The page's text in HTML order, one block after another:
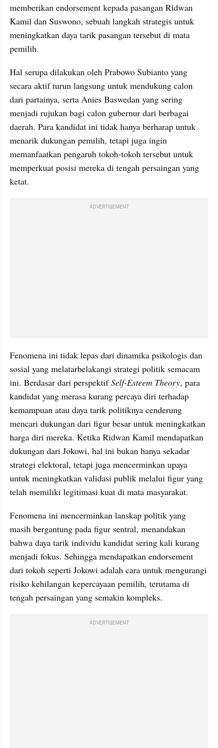
memberikan endorsement kepada pasangan Ridwan
Kamil dan Suswono, sebuah langkah strategis untuk
meningkatkan daya tarik pasangan tersebut di mata
pemilih.
Hal serupa dilakukan oleh Prabowo Subianto yang
secara aktif turun langsung untuk mendukung calon
dari partainya, serta Anies Baswedan yang sering
menjadi rujukan bagi calon gubernur dari berbagai
daerah. Para kandidat ini tidak hanya berharap untuk
menarik dukungan pemilih, tetapi juga ingin
memanfaatkan pengaruh tokoh-tokoh tersebut untuk
memperkuat posisi mereka di tengah persaingan yang
ketat.
ADVERTISEMENT
Fenomena ini tidak lepas dari dinamika psikologis dan
sosial yang melatarbelakangi strategi politik semacam
ini. Berdasar dari perspektif Self-Esteem Theory, para
kandidat yang merasa kurang percaya diri terhadap
kemampuan atau daya tarik politiknya cenderung
mencari dukungan dari figur besar untuk meningkatkan
harga diri mereka. Ketika Ridwan Kamil mendapatkan
dukungan dari Jokowi, hal ini bukan hanya sekadar
strategi elektoral, tetapi juga mencerminkan upaya
untuk meningkatkan validasi publik melalui figur yang
telah memiliki legitimasi kuat di mata masyarakat.
Fenomena ini mencerminkan lanskap politik yang
masih bergantung pada figur sentral, menandakan
bahwa daya tarik individu kandidat sering kali kurang
menjadi fokus. Sehingga mendapatkan endorsement
dari tokoh seperti Jokowi adalah cara untuk mengurangi
risiko kehilangan kepercayaan pemilih, terutama di
tengah persaingan yang semakin kompleks.
ADVERTISEMENT